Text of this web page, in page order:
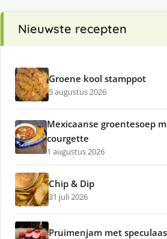
Nieuwste recepten
Groene kool stamppot
5 augustus 2026
Mexicaanse groentesoep
courgette
1 augustus 2026
Chip & Dip
31 juli 2026
Pruimenjam met